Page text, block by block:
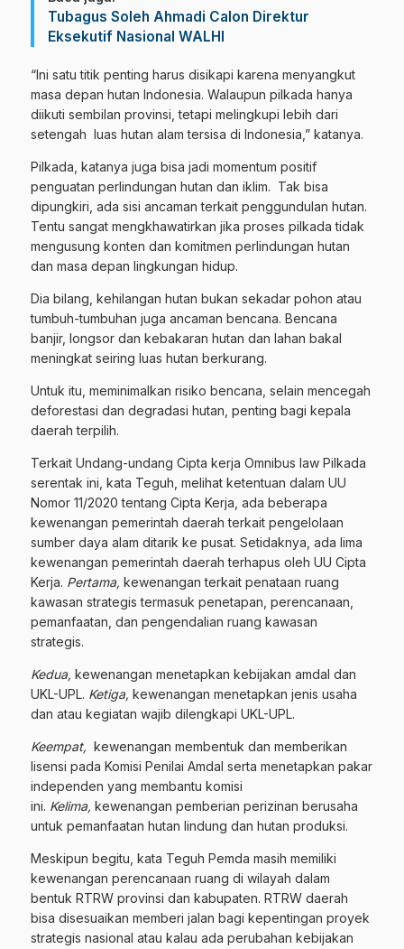
Tubagus Soleh Ahmadi Calon Direktur
Eksekutif Nasional WALHI
“Ini satu titik penting harus disikapi karena menyangkut
masa depan hutan Indonesia. Walaupun pilkada hanya
diikuti sembilan provinsi, tetapi melingkupi lebih dari
setengah luas hutan alam tersisa di Indonesia,” katanya.
Pilkada, katanya juga bisa jadi momentum positif
penguatan perlindungan hutan dan iklim. Tak bisa
dipungkiri, ada sisi ancaman terkait penggundulan hutan.
Tentu sangat mengkhawatirkan jika proses pilkada tidak
mengusung konten dan komitmen perlindungan hutan
dan masa depan lingkungan hidup.
Dia bilang, kehilangan hutan bukan sekadar pohon atau
tumbuh-tumbuhan juga ancaman bencana. Bencana
banjir, longsor dan kebakaran hutan dan lahan bakal
meningkat seiring luas hutan berkurang.
Untuk itu, meminimalkan risiko bencana, selain mencegah
deforestasi dan degradasi hutan, penting bagi kepala
daerah terpilih.
Terkait Undang-undang Cipta kerja Omnibus law Pilkada
serentak ini, kata Teguh, melihat ketentuan dalam UU
Nomor 11/2020 tentang Cipta Kerja, ada beberapa
kewenangan pemerintah daerah terkait pengelolaan
sumber daya alam ditarik ke pusat. Setidaknya, ada lima
kewenangan pemerintah daerah terhapus oleh UU Cipta
Kerja. Pertama, kewenangan terkait penataan ruang
kawasan strategis termasuk penetapan, perencanaan,
pemanfaatan, dan pengendalian ruang kawasan
strategis.
Kedua, kewenangan menetapkan kebijakan amdal dan
UKL-UPL. Ketiga, kewenangan menetapkan jenis usaha
dan atau kegiatan wajib dilengkapi UKL-UPL.
Keempat, kewenangan membentuk dan memberikan
lisensi pada Komisi Penilai Amdal serta menetapkan pakar
independen yang membantu komisi
ini. Kelima, kewenangan pemberian perizinan berusaha
untuk pemanfaatan hutan lindung dan hutan produksi.
Meskipun begitu, kata Teguh Pemda masih memiliki
kewenangan perencanaan ruang di wilayah dalam
bentuk RTRW provinsi dan kabupaten. RTRW daerah
bisa disesuaikan memberi jalan bagi kepentingan proyek
strategis nasional atau kalau ada perubahan kebijakan